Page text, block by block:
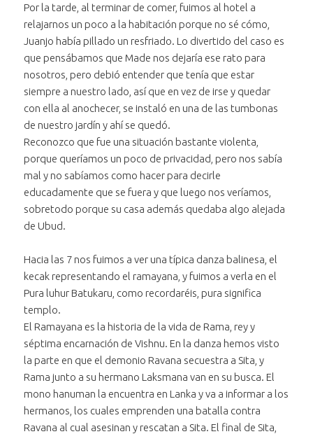
Por la tarde, al terminar de comer, fuimos al hotel a
relajarnos un poco a la habitación porque no sé cómo,
Juanjo había pillado un resfriado. Lo divertido del caso es
que pensábamos que Made nos dejaría ese rato para
nosotros, pero debió entender que tenía que estar
siempre a nuestro lado, así que en vez de irse y quedar
con ella al anochecer, se instaló en una de las tumbonas
de nuestro jardín y ahí se quedó.
Reconozco que fue una situación bastante violenta,
porque queríamos un poco de privacidad, pero nos sabía
mal y no sabíamos como hacer para decirle
educadamente que se fuera y que luego nos veríamos,
sobretodo porque su casa además quedaba algo alejada
de Ubud.
Hacia las 7 nos fuimos a ver una típica danza balinesa, el
kecak representando el ramayana, y fuimos a verla en el
Pura luhur Batukaru, como recordaréis, pura significa
templo.
El Ramayana es la historia de la vida de Rama, rey y
séptima encarnación de Vishnu. En la danza hemos visto
la parte en que el demonio Ravana secuestra a Sita, y
Rama junto a su hermano Laksmana van en su busca. El
mono hanuman la encuentra en Lanka y va a informar a los
hermanos, los cuales emprenden una batalla contra
Ravana al cual asesinan y rescatan a Sita. El final de Sita,